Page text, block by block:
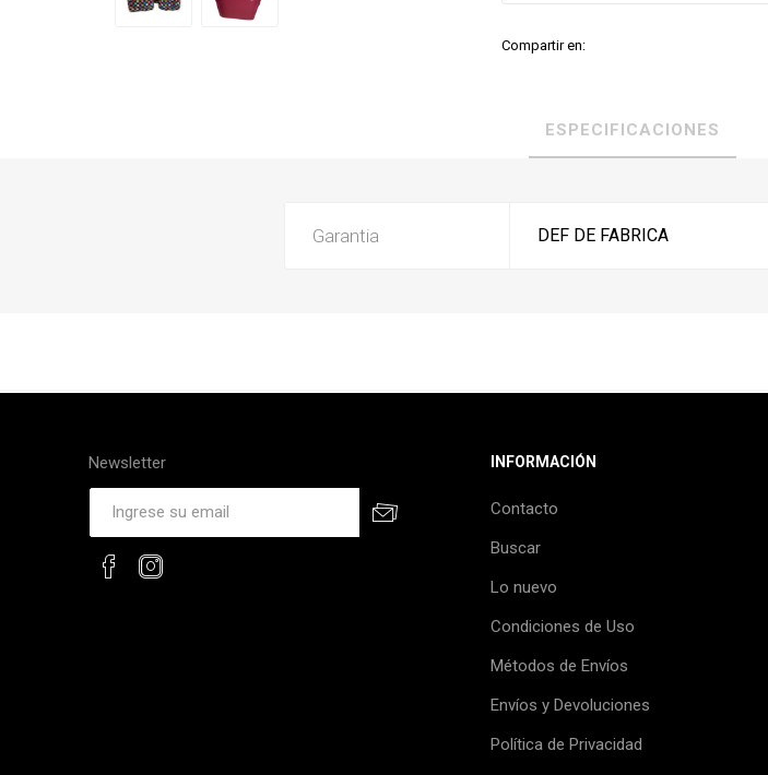
Compartir en:
ESPECIFICACIONES
Garantia DEF DE FABRICA
Newsletter INFORMACIÓN
Contacto
Buscar
Lo nuevo
Condiciones de Uso
Métodos de Envíos
Envíos y Devoluciones
Política de Privacidad